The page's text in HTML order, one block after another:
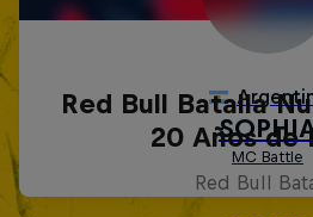
Red Bull Batalla
20 Años de
Red Bull